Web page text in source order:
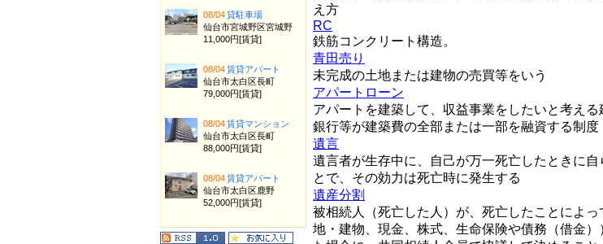
え方
RC
鉄筋コンクリート構造。
青田売り
未完成の土地または建物の売買等をいう
アパートローン
アパートを建築して、収益事業をしたいと考える
銀行等が建築費の全部または一部を融資する制度
遺言
遺言者が生存中に、自己が万一死亡したときに
とで、その効力は死亡時に発生する
遺産分割
被相続人（死亡した人）が、死亡したことによ
地・建物、現金、株式、生命保険や債務（借金
08/04貸駐車場
仙台市宮城野区宮城野
11,000円[賃貸]
08/04賃貸アパート
仙台市太白区長町
79,000円[賃貸]
08/04賃貸マンション
仙台市太白区長町
88,000円[賃貸]
08/04賃貸アパート
仙台市太白区鹿野
52,000円[賃貸]